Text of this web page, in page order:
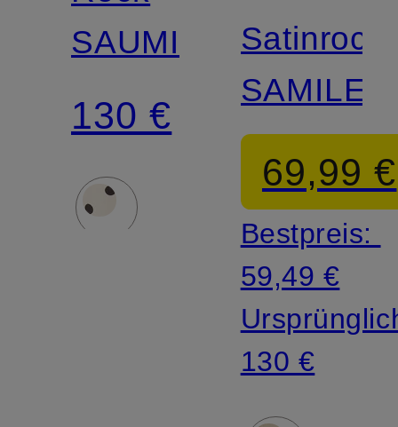
SAUMI
130 €
Satinrock
SAMILEY
69,99 €
Bestpreis:
59,49 €
130 €